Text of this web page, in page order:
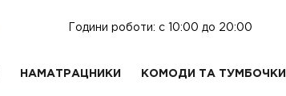
Години роботи: c 10:00 до 20:00
НАМАТРАЦНИКИ КОМОДИ ТА ТУМБОЧКИ